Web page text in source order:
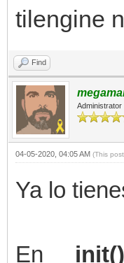
tilengine
Find
Administrator
04-05-2020, 04:05 AM (This
Ya lo
En